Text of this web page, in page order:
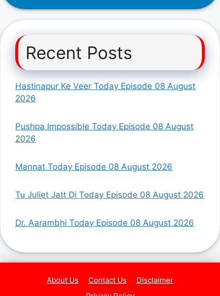
Recent Posts
Hastinapur Ke Veer Today Episode 08 August
2026
Pushpa Impossible Today Episode 08 August
2026
Mannat Today Episode 08 August 2026
Tu Juliet Jatt Di Today Episode 08 August 2026
Dr. Aarambhi Today Episode 08 August 2026
About Us Contact Us
Disclaimer